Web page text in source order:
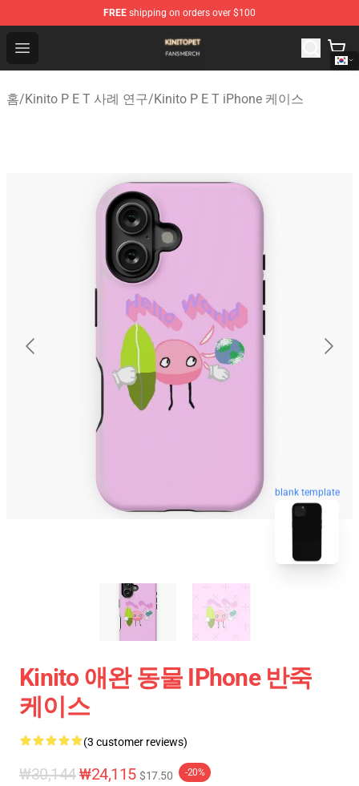
FREE shipping on orders over $100
Open menu
Kinito P E T Shop - Official Kinito P E T Merchandise
홈/Kinito P E T 사례 연구/Kinito P E T iPhone 케이스
blank template
Kinito 애완 동물 IPhone 반죽
케이스
(3 customer reviews)
₩30,144₩24,115 $17.50 -20%